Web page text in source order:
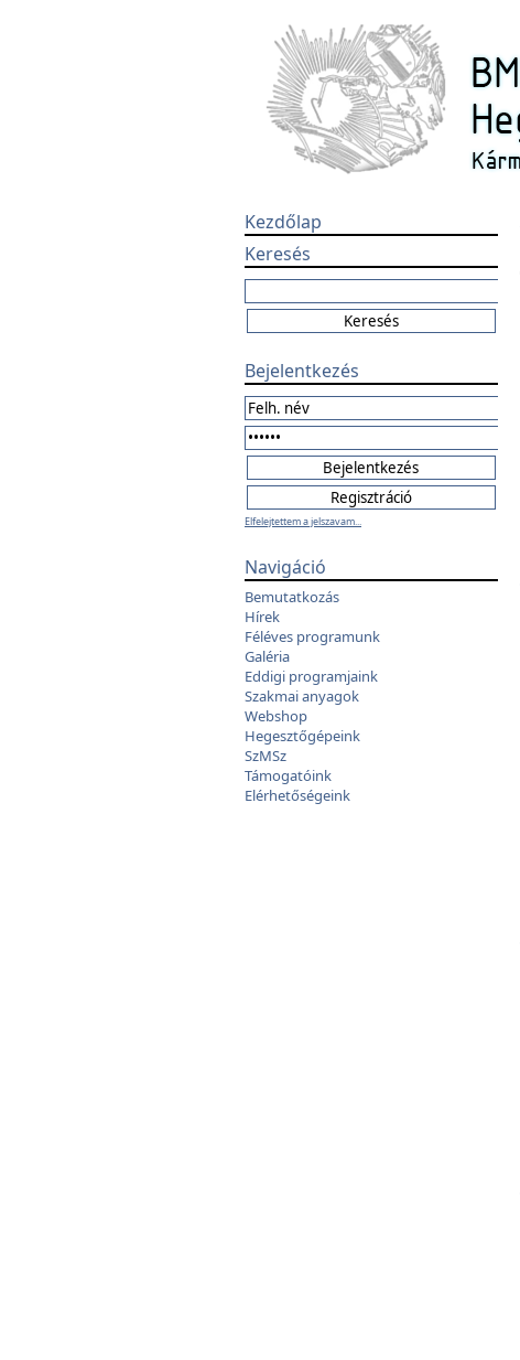
Kezdőlap
Keresés
Bejelentkezés
Elfelejtettem a jelszavam...
Navigáció
Bemutatkozás
Hírek
Féléves programunk
Galéria
Eddigi programjaink
Szakmai anyagok
Webshop
Hegesztőgépeink
SzMSz
Támogatóink
Elérhetőségeink